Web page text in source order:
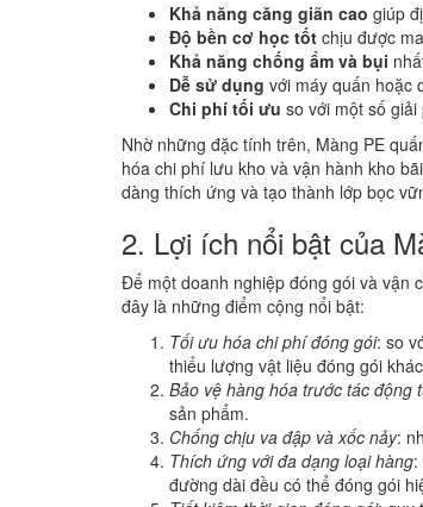
Khả năng căng giãn cao giúp
Độ bền cơ học tốt chịu được
Khả năng chống ẩm và bụi
Dễ sử dụng với máy quấn hoặc
Chi phí tối ưu so với một số
Nhờ những đặc tính trên, Màng PE
hóa chi phí lưu kho và vận hành kho
dàng thích ứng và tạo thành lớp bọc
2. Lợi ích nổi bật của
Để một doanh nghiệp đóng gói và vận
đây là những điểm cộng nổi bật:
Tối ưu hóa chi phí đóng gói: so
thiểu lượng vật liệu đóng gói
Bảo vệ hàng hóa trước tác động
sản phẩm.
Chống chịu va đập và xốc nảy:
Thích ứng với đa dạng loại hàng
đường dài đều có thể đóng gói